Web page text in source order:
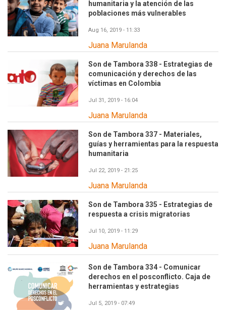
humanitaria y la atención de las
poblaciones más vulnerables
Aug 16, 2019 - 11:33
Juana Marulanda
Son de Tambora 338 - Estrategias de
comunicación y derechos de las
víctimas en Colombia
Jul 31, 2019 - 16:04
Juana Marulanda
Son de Tambora 337 - Materiales,
guías y herramientas para la respuesta
humanitaria
Jul 22, 2019 - 21:25
Juana Marulanda
Son de Tambora 335 - Estrategias de
respuesta a crisis migratorias
Jul 10, 2019 - 11:29
Juana Marulanda
Son de Tambora 334 - Comunicar
derechos en el posconflicto. Caja de
herramientas y estrategias
Jul 5, 2019 - 07:49